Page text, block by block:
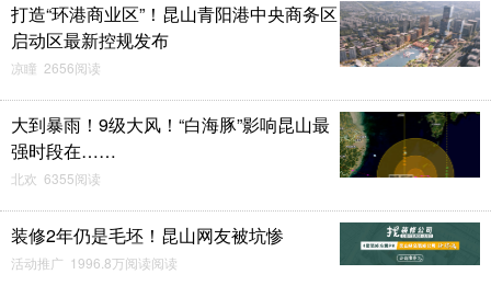
打造“环港商业区”！昆山青阳港中央商务区
启动区最新控规发布
凉瞳 2656阅读
大到暴雨！9级大风！“白海豚”影响昆山最
强时段在……
北欢 6355阅读
装修2年仍是毛坯！昆山网友被坑惨
活动推广 1996.8万阅读阅读